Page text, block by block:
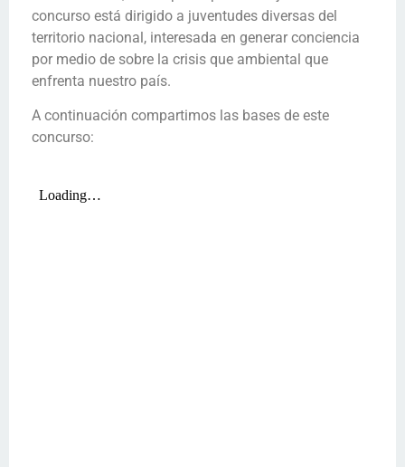
concurso está dirigido a juventudes diversas del
territorio nacional, interesada en generar conciencia
por medio de sobre la crisis que ambiental que
enfrenta nuestro país.
A continuación compartimos las bases de este
concurso: